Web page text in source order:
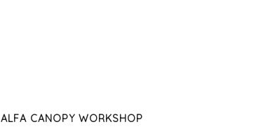
ALFA CANOPY WORKSHOP